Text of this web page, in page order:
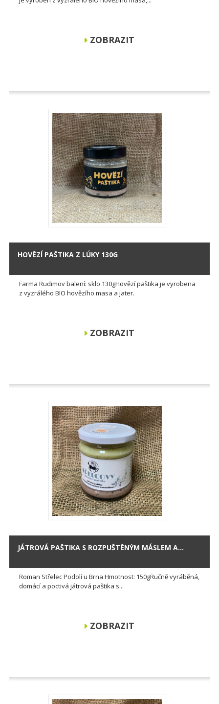
ZOBRAZIT
HOVĚZÍ PAŠTIKA Z LÚKY 130G
Farma Rudimov balení: sklo 130gHovězí paštika je vyrobena
z vyzrálého BIO hovězího masa a jater.
ZOBRAZIT
JÁTROVÁ PAŠTIKA S ROZPUŠTĚNÝM MÁSLEM A...
Roman Střelec Podolí u Brna Hmotnost: 150gRučně vyráběná,
domácí a poctivá játrová paštika s...
ZOBRAZIT